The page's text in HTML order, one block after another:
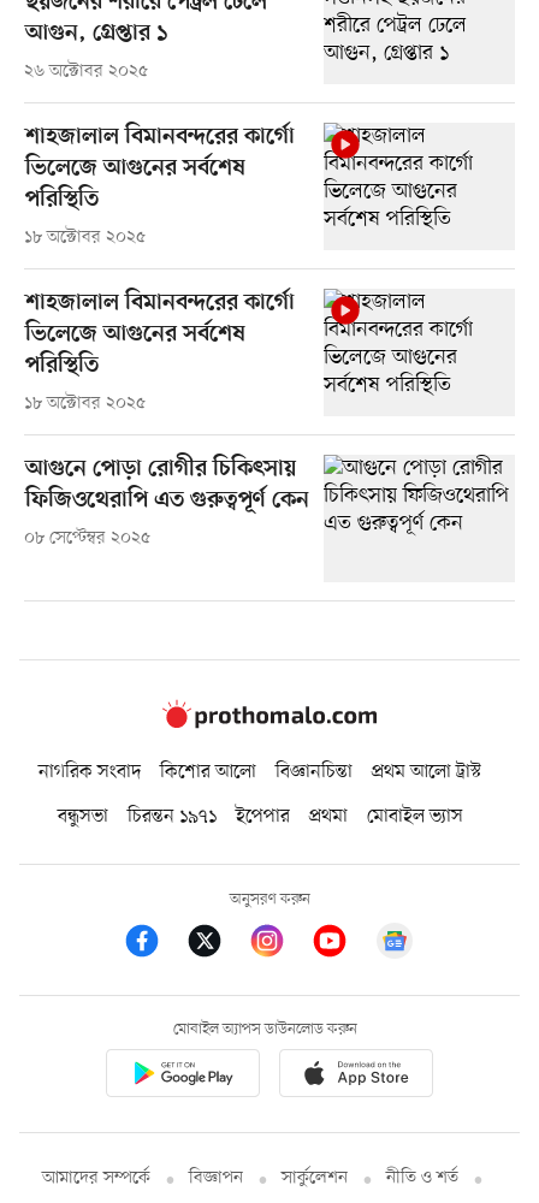
আগুন, গ্রেপ্তার ১
২৬ অক্টোবর ২০২৫
শাহজালাল বিমানবন্দরের কার্গো
ভিলেজে আগুনের সর্বশেষ
পরিস্থিতি
১৮ অক্টোবর ২০২৫
শাহজালাল বিমানবন্দরের কার্গো
ভিলেজে আগুনের সর্বশেষ
পরিস্থিতি
১৮ অক্টোবর ২০২৫
আগুনে পোড়া রোগীর চিকিৎসায়
ফিজিওথেরাপি এত গুরুত্বপূর্ণ কেন
০৮ সেপ্টেম্বর ২০২৫
নাগরিক সংবাদ কিশোর আলো বিজ্ঞানচিন্তা
প্রথম আলো ট্রাস্ট
বন্ধুসভা
চিরন্তন ১৯৭১ ইপেপার প্রথমা মোবাইল ভ্যাস
অনুসরণ করুন
মোবাইল অ্যাপস ডাউনলোড করুন
আমাদের সম্পর্কে বিজ্ঞাপন সার্কুলেশন নীতি ও শর্ত